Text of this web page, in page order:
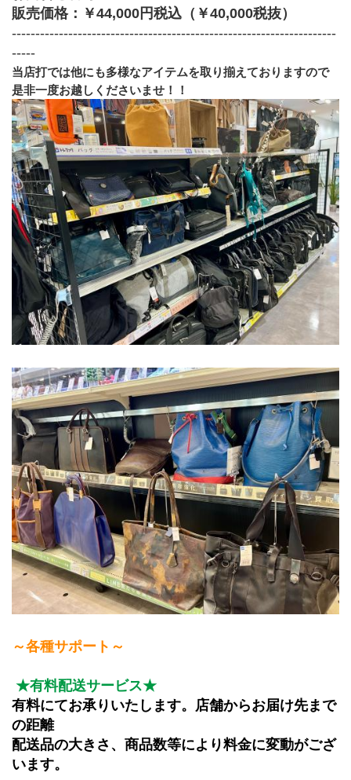
販売価格：￥44,000円税込（￥40,000税抜）
---------------------------------------------------------------------
-----
当店打では他にも多様なアイテムを取り揃えておりますので
是非一度お越しくださいませ！！
﻿～各種サポート～
★有料配送サービス★
有料にてお承りいたします。店舗からお届け先まで
の距離
配送品の大きさ、商品数等により料金に変動がござ
います。